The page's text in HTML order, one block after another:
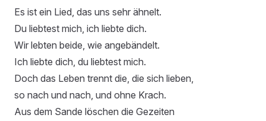
Es ist ein Lied, das uns sehr ähnelt.
Du liebtest mich, ich liebte dich.
Wir lebten beide, wie angebändelt.
Ich liebte dich, du liebtest mich.
Doch das Leben trennt die, die sich lieben,
so nach und nach, und ohne Krach.
Aus dem Sande löschen die Gezeiten